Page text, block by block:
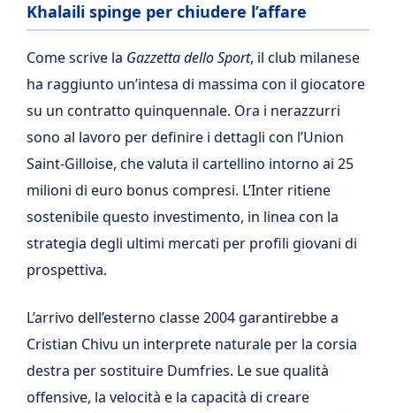
Khalaili spinge per chiudere l’affare
Come scrive la Gazzetta dello Sport, il club milanese
ha raggiunto un’intesa di massima con il giocatore
su un contratto quinquennale. Ora i nerazzurri
sono al lavoro per definire i dettagli con l’Union
Saint-Gilloise, che valuta il cartellino intorno ai 25
milioni di euro bonus compresi. L’Inter ritiene
sostenibile questo investimento, in linea con la
strategia degli ultimi mercati per profili giovani di
prospettiva.
L’arrivo dell’esterno classe 2004 garantirebbe a
Cristian Chivu un interprete naturale per la corsia
destra per sostituire Dumfries. Le sue qualità
offensive, la velocità e la capacità di creare